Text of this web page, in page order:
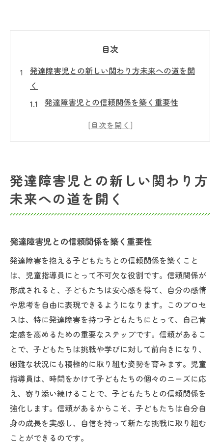
目次
発達障害児との新しい関わり方未来への道を開
く
発達障害児との信頼関係を築く重要性
環境の変化に柔軟に対応するスキル
地域社会との協働で作る支援ネットワーク
発達障害の子どもたちを支える児童指導員の役
割とは
日常生活におけるサポートの具体例
子どもたちの自立を促すステップ
多様なニーズに応えるプランの立案
専門家との連携で実現する質の高い支援
指導員の自己研鑽がもたらす影響
発達障害児の成長を助ける最新アプローチ
テクノロジーを活用した新しい学習法
感覚統合療法の効果と実践
ソーシャルスキルトレーニングの導入
ペアレントトレーニングの必要性
発達障害特有の学習障壁を克服する方法
成功事例が示す新たな可能性
発達障害児との新しい関わり方
未来への道を開く
発達障害児との信頼関係を築く重要性
発達障害を抱える子どもたちとの信頼関係を築くこと
は、児童指導員にとって不可欠な役割です。信頼関係が
形成されると、子どもたちは安心感を得て、自分の感情
や思考を自由に表現できるようになります。このプロセ
スは、特に発達障害を持つ子どもたちにとって、自己肯
定感を高めるための重要なステップです。信頼があるこ
とで、子どもたちは挑戦や学びに対して前向きになり、
困難な状況にも積極的に取り組む姿勢を育みます。児童
指導員は、時間をかけて子どもたちの個々のニーズに応
え、寄り添い続けることで、子どもたちとの信頼関係を
強化します。信頼があるからこそ、子どもたちは自分自
身の成長を実感し、自信を持って新たな挑戦に取り組む
ことができるのです。